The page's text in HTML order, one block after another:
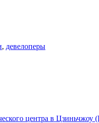
, девелоперы